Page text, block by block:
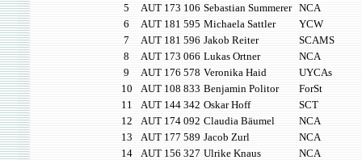
5
AUT 173 106 Sebastian Summerer NCA
6
AUT 181 595 Michaela Sattler
YCW
7
AUT 181 596 Jakob Reiter
SCAMS
8
AUT 173 066 Lukas Ortner
NCA
9
AUT 176 578 Veronika Haid
UYCAs
10
AUT 108 833 Benjamin Politor
ForSt
11
AUT 144 342 Oskar Hoff
SCT
12
AUT 174 092 Claudia Bäumel
NCA
13
AUT 177 589 Jacob Zurl
NCA
14
AUT 156 327 Ulrike Knaus
NCA